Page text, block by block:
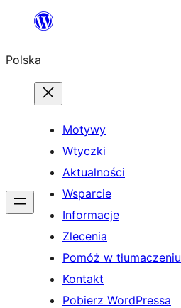
Przejdź
treści
Polska
Motywy
Wtyczki
Aktualności
Wsparcie
Informacje
Zlecenia
Pomóż w tłumaczeniu
Kontakt
Pobierz WordPressa